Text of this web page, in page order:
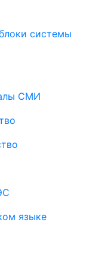
системы
СМИ
языке